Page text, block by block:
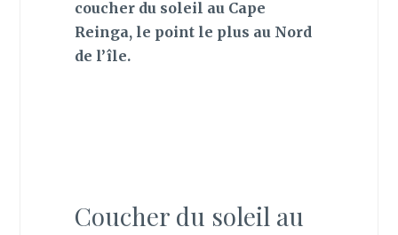
coucher du soleil au Cape
Reinga, le point le plus au Nord
de l’île.
Coucher du soleil au